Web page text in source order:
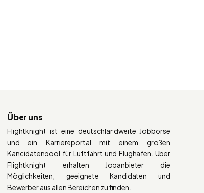
Über uns
Flightknight ist eine deutschlandweite Jobbörse
und ein Karriereportal mit einem großen
Kandidatenpool für Luftfahrt und Flughäfen. Über
Flightknight erhalten Jobanbieter die
Möglichkeiten, geeignete Kandidaten und
Bewerber aus allen Bereichen zu finden.